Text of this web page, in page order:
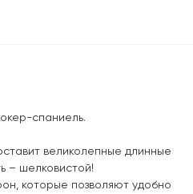
спаниель.
великолепные длинные
– шелковистой!
которые позволяют удобно